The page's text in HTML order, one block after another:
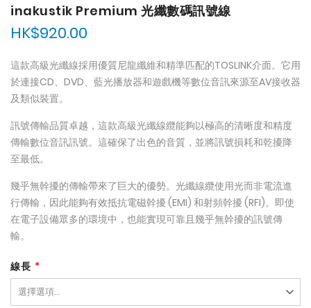
inakustik Premium 光纖數碼訊號線
HK$920.00
這款高級光纖線採用優質尼龍纖維和精準匹配的TOSLINK介面。它用
於連接CD、DVD、藍光播放器和遊戲機等數位音訊來源至AV接收器
及類似裝置。
訊號傳輸品質卓越，這款高級光纖線纜能夠以極高的清晰度和精度
傳輸數位音訊訊號。這確保了出色的音質，並將訊號損耗和乾擾降
至最低。
幾乎無幹擾的傳輸帶來了巨大的優勢。光纖線纜使用光而非電流進
行傳輸，因此能夠有效抵抗電磁幹擾 (EMI) 和射頻幹擾 (RFI)。即使
在電子設備眾多的環境中，也能實現可靠且幾乎無幹擾的訊號傳
輸。
線長